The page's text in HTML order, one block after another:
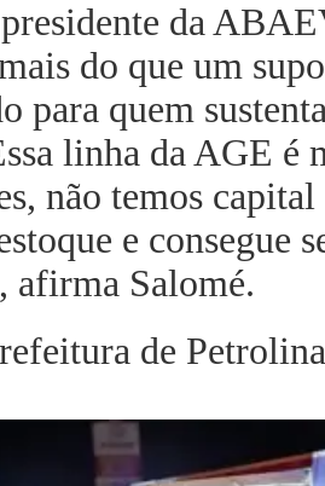
da
do que um
para quem
linha da AGE
não temos
e consegue
afirma Salomé.
de Petrolina